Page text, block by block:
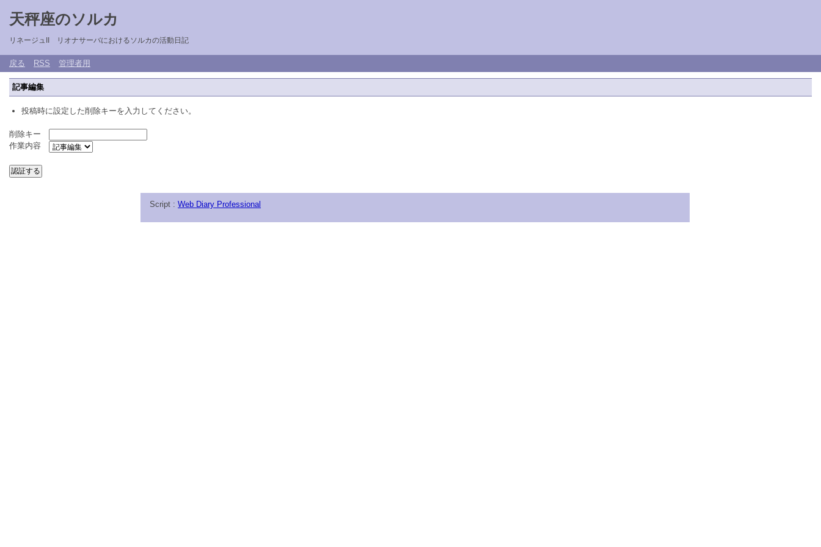
天秤座のソルカ
リネージュII リオナサーバにおけるソルカの活動日記
戻る RSS 管理者用
記事編集
投稿時に設定した削除キーを入力してください。
削除キー
作業内容
Script : Web Diary Professional